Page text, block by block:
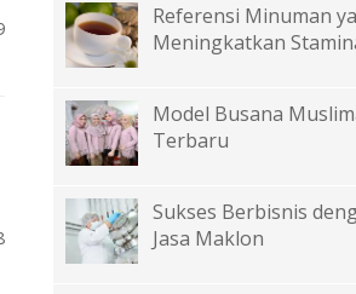
Referensi Minuman
Meningkatkan
Model Busana
Terbaru
Sukses Berbisnis
Jasa Maklon